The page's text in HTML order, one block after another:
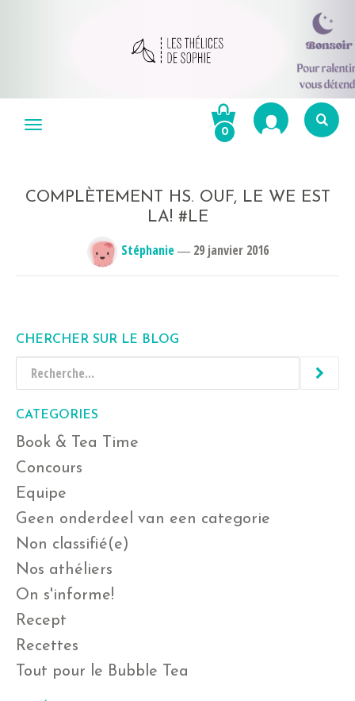
Menu 0
COMPLÈTEMENT HS. OUF, LE WE EST
LA! #LE
Stéphanie― 29 janvier 2016
CHERCHER SUR LE BLOG
CATEGORIES
Book & Tea Time
Concours
Equipe
Geen onderdeel van een categorie
Non classifié(e)
Nos athéliers
On s'informe!
Recept
Recettes
Tout pour le Bubble Tea